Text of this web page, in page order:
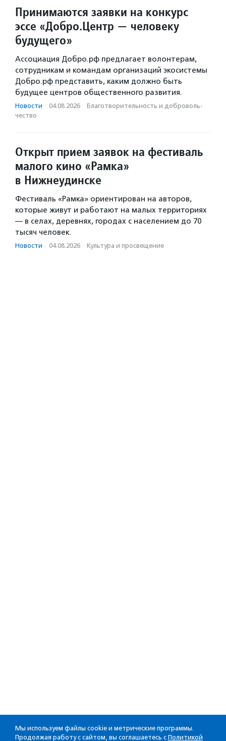
Принимаются заявки на конкурс
эссе «Добро.Центр — человеку
будущего»
Ассоциация Добро.рф предлагает волонтерам,
сотрудникам и командам организаций экосистемы
Добро.рф представить, каким должно быть
будущее центров общественного развития.
Новости · 04.08.2026 · Благотвори­тель­ность и доброволь­
чест­во
Открыт прием заявок на фестиваль
малого кино «Рамка»
в Нижнеудинске
Фестиваль «Рамка» ориентирован на авторов,
которые живут и работают на малых территориях
— в селах, деревнях, городах с населением до 70
тысяч человек.
Новости · 04.08.2026 · Культура и просвещение
Мы используем файлы cookie и метрические программы.
Продолжая работу с сайтом, вы соглашаетесь с Политикой